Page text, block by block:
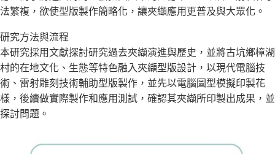
法繁複，欲使型版製作簡略化，讓夾纈應用更普及與大眾化。
研究方法與流程
本研究採用文獻探討研究過去夾纈演進與歷史，並將古坑鄉樟湖
村的在地文化、生態等特色融入夾纈型版設計，以現代電腦技
術、雷射雕刻技術輔助型版製作，並先以電腦圖型模擬印製花
樣，後續做實際製作和應用測試，確認其夾纈所印製出成果，並
探討問題。